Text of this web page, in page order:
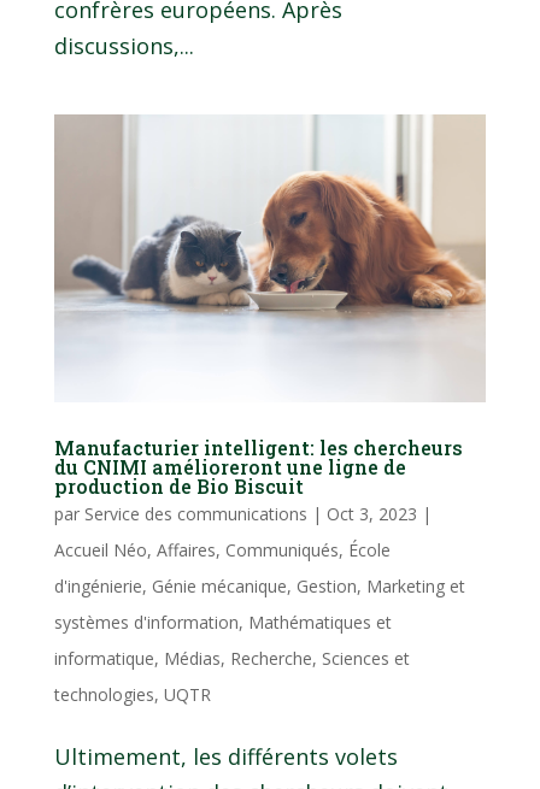
confrères européens. Après
discussions,...
Manufacturier intelligent: les chercheurs
du CNIMI amélioreront une ligne de
production de Bio Biscuit
par Service des communications | Oct 3, 2023 |
Accueil Néo, Affaires, Communiqués, École
d'ingénierie, Génie mécanique, Gestion, Marketing et
systèmes d'information, Mathématiques et
informatique, Médias, Recherche, Sciences et
technologies, UQTR
Ultimement, les différents volets